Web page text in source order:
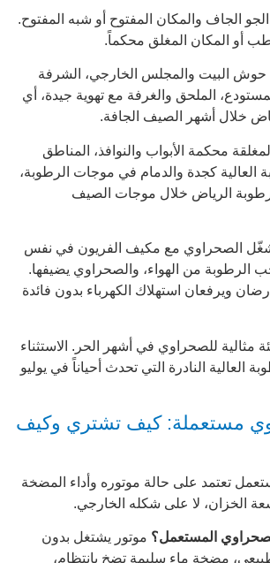
الجاف والمكان المفتوح أو شبه المفتوح.
أو المكان المغلق محكماً.
حوش البيت والمجلس الخارجي، الشرفة
الملحق والغرفة مع تهوية جيدة، أي
خلال أشهر الصيف الجافة.
محكمة الأبواب والنوافذ، المناطق
العالية كجدة والدمام في موجات الرطوبة،
الرياض خلال موجات الصيف
الصحراوي مع مكيف الفريون في نفس
الرطوبة من الهواء، والصحراوي يضيفها.
ويرفعان استهلاك الكهرباء بدون فائدة
مثالية للصحراوي في أشهر الحر. الاستثناء
العالية النادرة التي تحدث أحياناً في يوليو
مستعملة: كيف تشتري وكيف
تعتمد على حالة موتوره وأداء المضخة
الخزان، لا على شكله الخارجي.
المستعمل؟ موتور يشتغل بدون
مضخة ماء سليمة تضخ بانتظام،